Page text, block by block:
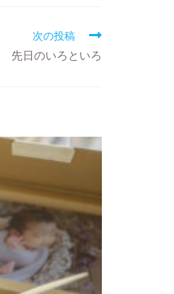
次の投稿
先日のいろといろ